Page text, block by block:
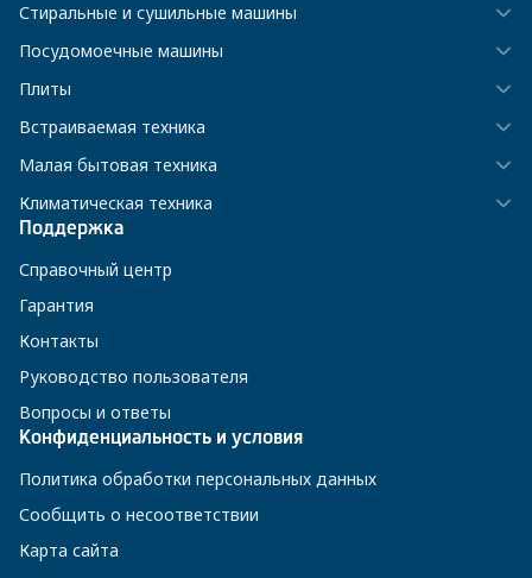
Стиральные и сушильные машины
Посудомоечные машины
Плиты
Встраиваемая техника
Малая бытовая техника
Климатическая техника
Поддержка
Справочный центр
Гарантия
Контакты
Руководство пользователя
Вопросы и ответы
Конфиденциальность и условия
Политика обработки персональных данных
Сообщить о несоответствии
Карта сайта